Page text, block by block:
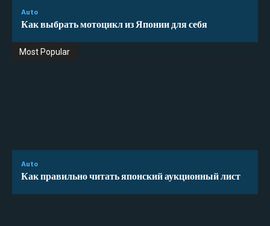
Auto
Как выбрать мотоцикл из Японии для себя
Most Popular
Auto
Как правильно читать японский аукционный лист